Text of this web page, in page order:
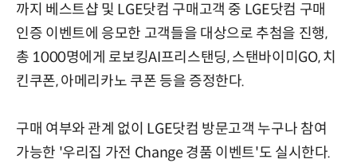
까지 베스트샵 및 LGE닷컴 구매고객 중 LGE닷컴 구매
인증 이벤트에 응모한 고객들을 대상으로 추첨을 진행,
총 1000명에게 로보킹AI프리스탠딩, 스탠바이미GO, 치
킨쿠폰, 아메리카노 쿠폰 등을 증정한다.
구매 여부와 관계 없이 LGE닷컴 방문고객 누구나 참여
가능한 '우리집 가전 Change 경품 이벤트'도 실시한다.